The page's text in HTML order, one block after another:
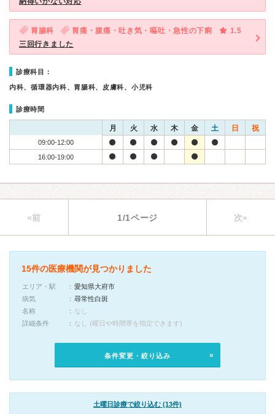
胃腸科 胃痛・腹痛・吐き気・嘔吐・急性の下痢
1.5
三回行きました
診療科目：
内科、循環器内科、胃腸科、皮膚科、小児科
診療時間
月 火 水 木 金 土 日 祝
09:00-12:00
16:00-19:00
«前 1/1ページ 次»
15件の医療機関が見つかりました
エリア・駅
愛知県大府市
病気
尋常性白斑
名称
なし
詳細条件
なし (曜日や時間帯を指定できます)
条件変更・絞り込み
土曜日診療で絞り込む (13件)